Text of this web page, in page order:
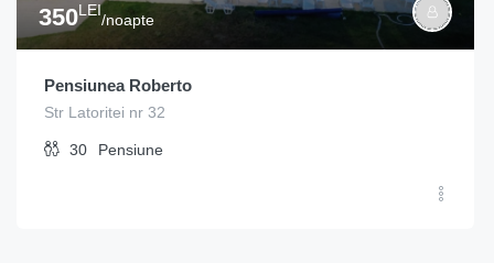
350LEI
/noapte
Pensiunea Roberto
Str Latoritei nr 32
30 Pensiune